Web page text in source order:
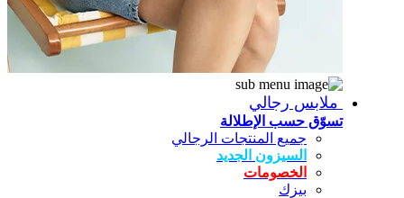
ملابس رجالي
تسوّق حسب الإطلالة
جميع المنتجات الرجالي
السيزون الجديد
الخصومات
بيزك